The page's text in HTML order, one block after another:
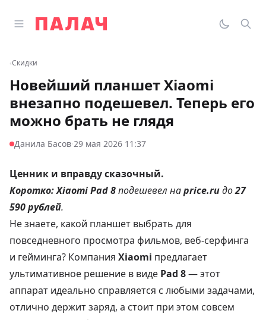
Открыть главное меню
Палач
‹Скидки
Новейший планшет Xiaomi
внезапно подешевел. Теперь его
можно брать не глядя
Данила Басов·29 мая 2026 11:37
Ценник и вправду сказочный.
Коротко:Xiaomi Pad 8подешевел наprice.ruдо27
590 рублей.
Не знаете, какой планшет выбрать для
повседневного просмотра фильмов, веб-серфинга
и гейминга? Компания Xiaomi предлагает
ультимативное решение в виде Pad 8— этот
аппарат идеально справляется с любыми задачами,
отлично держит заряд, а стоит при этом совсем